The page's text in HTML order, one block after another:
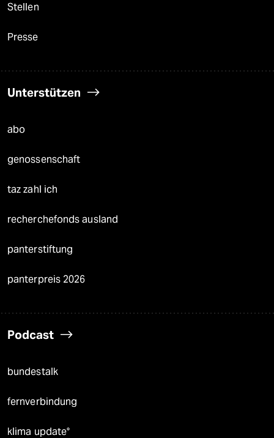
Stellen
Presse
Unterstützen
abo
genossenschaft
taz zahl ich
recherchefonds ausland
panterstiftung
panterpreis 2026
Podcast
bundestalk
fernverbindung
klima update°